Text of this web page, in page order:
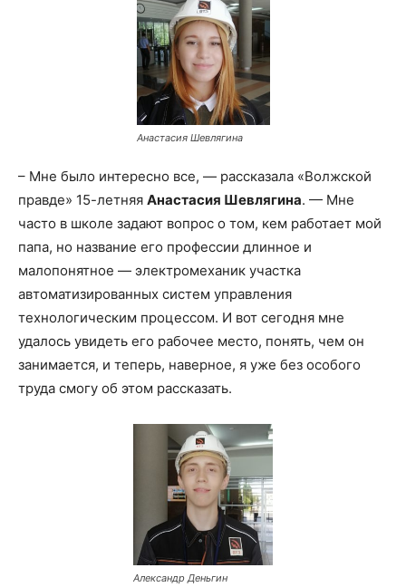
Анастасия Шевлягина
– Мне было интересно все, — рассказала «Волжской
правде» 15-летняя Анастасия Шевлягина. — Мне
часто в школе задают вопрос о том, кем работает мой
папа, но название его профессии длинное и
малопонятное — электромеханик участка
автоматизированных систем управления
технологическим процессом. И вот сегодня мне
удалось увидеть его рабочее место, понять, чем он
занимается, и теперь, наверное, я уже без особого
труда смогу об этом рассказать.
Александр Деньгин